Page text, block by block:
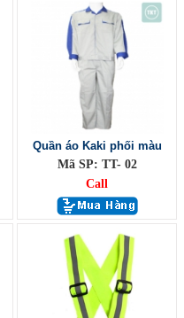
Quần áo Kaki phối màu
Mã SP: TT- 02
Call